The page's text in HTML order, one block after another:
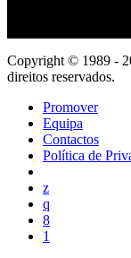
Copyright © 1989 -
direitos reservados.
Promover
Equipa
Contactos
Política de